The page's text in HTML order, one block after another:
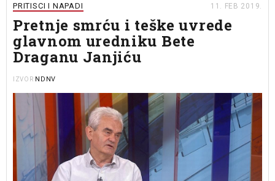
PRITISCI I NAPADI 11. FEB 2019.
Pretnje smrću i teške uvrede
glavnom uredniku Bete
Draganu Janjiću
IZVOR NDNV